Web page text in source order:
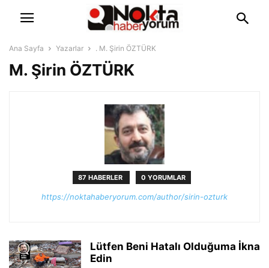
Ana Sayfa Yazarlar . M. Şirin ÖZTÜRK
M. Şirin ÖZTÜRK
87 HABERLER 0 YORUMLAR
https://noktahaberyorum.com/author/sirin-ozturk
Lütfen Beni Hatalı Olduğuma İkna
Edin